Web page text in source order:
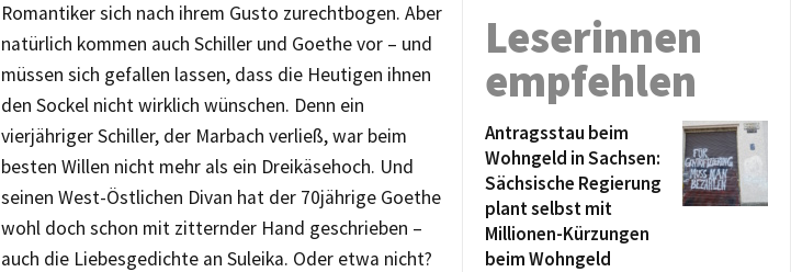
Romantiker sich nach ihrem Gusto zurechtbogen. Aber
natürlich kommen auch Schiller und Goethe vor – und
müssen sich gefallen lassen, dass die Heutigen ihnen
den Sockel nicht wirklich wünschen. Denn ein
vierjähriger Schiller, der Marbach verließ, war beim
besten Willen nicht mehr als ein Dreikäsehoch. Und
seinen West-Östlichen Divan hat der 70jährige Goethe
wohl doch schon mit zitternder Hand geschrieben –
auch die Liebesgedichte an Suleika. Oder etwa nicht?
Leserinnen
empfehlen
Antragsstau beim
Wohngeld in Sachsen:
Sächsische Regierung
plant selbst mit
Millionen-Kürzungen
beim Wohngeld